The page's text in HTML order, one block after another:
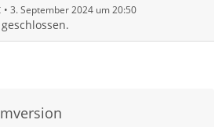
3. September 2024 um 20:50